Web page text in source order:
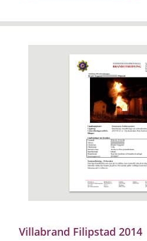
Villabrand Filipstad 2014